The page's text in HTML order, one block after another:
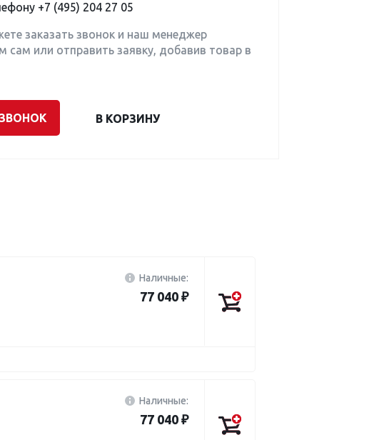
+7 (495) 204 27 05
заказать звонок и наш менеджер
сам или отправить заявку, добавив товар в
В КОРЗИНУ
Наличные:
77 040 ₽
Наличные:
77 040 ₽